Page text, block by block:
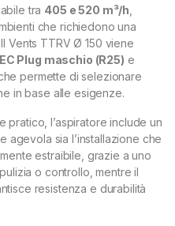
tra 405 e 520 m³/h
che richiedono una
Vents TTRV Ø 150 viene
Plug maschio (R25) e
permette di selezionare
in base alle esigenze.
l’aspiratore include un
agevola sia l’installazione che
estraibile, grazie a uno
o controllo, mentre il
resistenza e durabilità